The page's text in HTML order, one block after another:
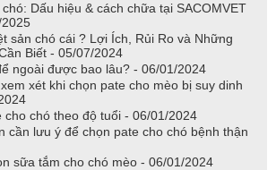
Dấu hiệu & cách chữa tại SACOMVET
sản chó cái ? Lợi Ích, Rủi Ro và Những
Biết - 05/07/2024
ngoài được bao lâu? - 06/01/2024
xét khi chọn pate cho mèo bị suy dinh
cho chó theo độ tuổi - 06/01/2024
cần lưu ý để chọn pate cho chó bệnh thận
sữa tắm cho chó mèo - 06/01/2024